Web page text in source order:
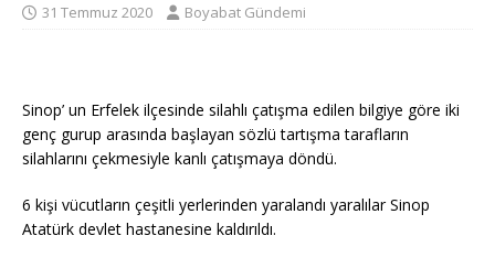
31 Temmuz 2020 Boyabat Gündemi
Sinop’ un Erfelek ilçesinde silahlı çatışma edilen bilgiye göre iki
genç gurup arasında başlayan sözlü tartışma tarafların
silahlarını çekmesiyle kanlı çatışmaya döndü.
6 kişi vücutların çeşitli yerlerinden yaralandı yaralılar Sinop
Atatürk devlet hastanesine kaldırıldı.